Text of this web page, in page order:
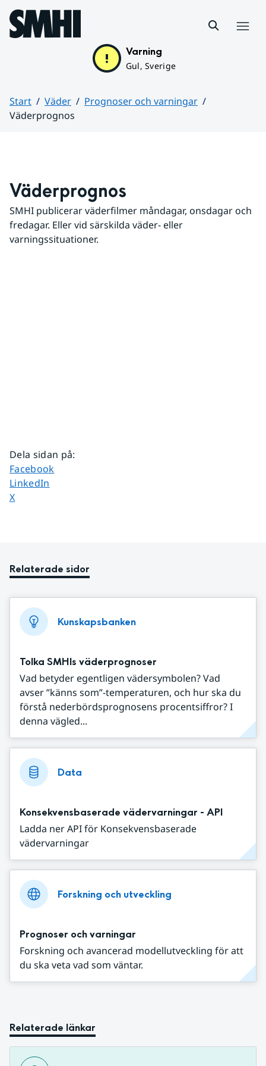
Hoppa till sidans innehåll
Varning
Gul, Sverige
Start Väder
Prognoser och varningar
Väderprognos
Väderprognos
SMHI publicerar väderfilmer måndagar, onsdagar och
fredagar. Eller vid särskilda väder- eller
varningssituationer.
Dela sidan på:
Dela sidan på
Facebook
Dela sidan på
LinkedIn
Dela sidan på
X
Relaterade sidor
Kunskapsbanken
Tolka SMHIs väderprognoser
Vad betyder egentligen vädersymbolen? Vad
avser ”känns som”-temperaturen, och hur ska du
förstå nederbördsprognosens procentsiffror? I
denna vägled...
Data
Konsekvensbaserade vädervarningar - API
Ladda ner API för Konsekvensbaserade
vädervarningar
Forskning och utveckling
Prognoser och varningar
Forskning och avancerad modellutveckling för att
du ska veta vad som väntar.
Relaterade länkar